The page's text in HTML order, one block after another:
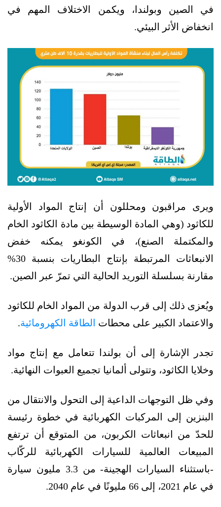
في الصين وبولندا، ويكمن الاختلاف المهم في
انخفاض الأثر البيئي.
ويرى مراقبون ومحللون أن إنتاج المواد الأولية
للكاثود (وهي المادة الوسيطة بين مادة الكاثود الخام
والمكتملة الصنع)، في الكونغو يمكنه خفض
الانبعاثات المرتبطة بإنتاج البطاريات بنسبة 30%
مقارنة بسلسلة التوريد الحالية التي تمرّ عبر الصين.
ويُعزى ذلك إلى قرب الدولة من المواد الخام للكاثود
والاعتماد الكبير على محطات الطاقة الكهرومائية.
تجدر الإشارة إلى أن بولندا تتعامل مع إنتاج مواد
وخلايا الكاثود، وتتولى ألمانيا تجميع العبوات النهائية.
وفي ظل التوجهات الداعية إلى التحول والانتقال من
البنزين إلى المركبات الكهربائية في خطوة رئيسة
للحدّ من انبعاثات الكربون، من المتوقع أن ترتفع
المبيعات العالمية للسيارات الكهربائية للركّاب
-باستثناء السيارات الهجينة- من 3.3 مليون سيارة
في عام 2021، إلى 66 مليونًا في عام 2040.